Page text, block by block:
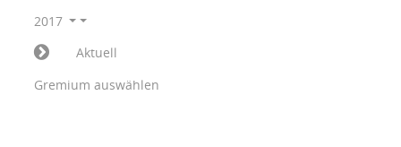
2017
Aktuell
Gremium auswählen